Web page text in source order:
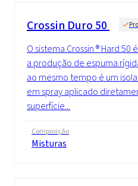
Crossin Duro 50
O sistema Crossin ® Hard 50
a produção de espuma
ao mesmo tempo é um
em spray aplicado
superfície...
Composição
Misturas